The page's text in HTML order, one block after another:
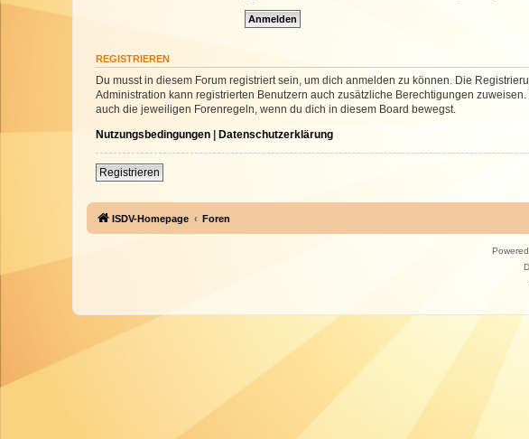
REGISTRIEREN
Du musst in diesem Forum registriert sein, um dich anmelden zu können. Die
Administration kann registrierten Benutzern auch zusätzliche Berechtigungen
auch die jeweiligen Forenregeln, wenn du dich in diesem Board bewegst.
Nutzungsbedingungen | Datenschutzerklärung
Registrieren
ISDV-Homepage Foren